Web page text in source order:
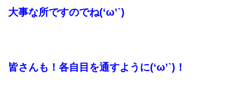
大事な所ですのでね(‘ω’`)
皆さんも！各自目を通すように(‘ω’`)！